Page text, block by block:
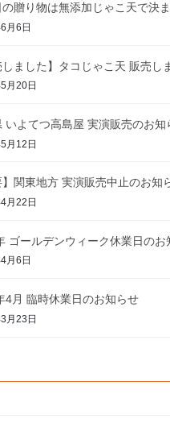
贈り物は無添加じゃこ天で決ま
月6日
しました】タコじゃこ天 販売し
月20日
いよてつ高島屋 実演販売のお知
月12日
】関東地方 実演販売中止のお知
月22日
ゴールデンウィーク休業日のお
月6日
4月 臨時休業日のお知らせ
月23日